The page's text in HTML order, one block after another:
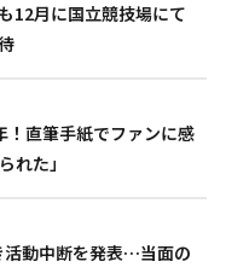
12月に国立競技場にて
！直筆手紙でファンに感
れた」
活動中断を発表…当面の